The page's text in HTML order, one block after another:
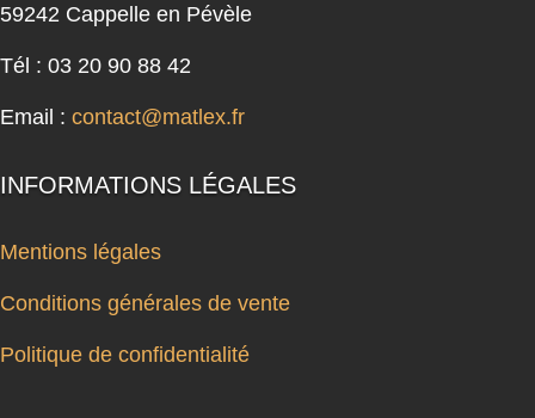
59242 Cappelle en Pévèle
Tél : 03 20 90 88 42
Email : contact@matlex.fr
INFORMATIONS LÉGALES
Mentions légales
Conditions générales de vente
Politique de confidentialité